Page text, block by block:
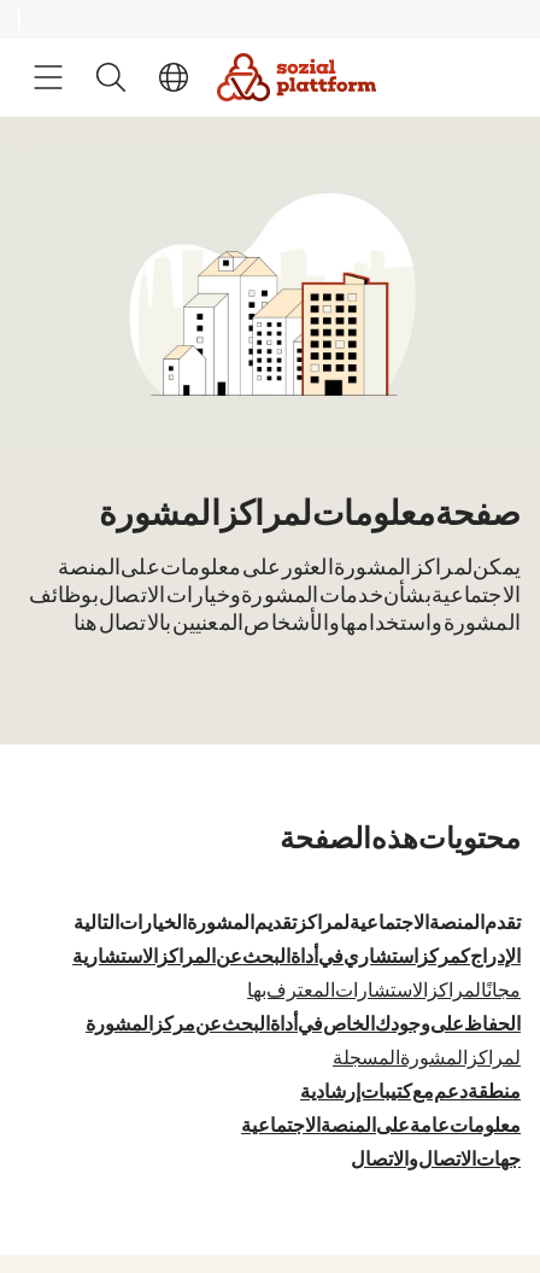
صفحة معلومات لمراكز المشورة
يمكن لمراكز المشورة العثور على معلومات على المنصة
الاجتماعية بشأن خدمات المشورة وخيارات الاتصال بوظائف
المشورة واستخدامها والأشخاص المعنيين بالاتصال هنا.
محتويات هذه الصفحة
تقدم المنصة الاجتماعية لمراكز تقديم المشورة الخيارات التالية:
الإدراج كمركز استشاري في أداة البحث عن المراكز الاستشارية
مجانًا لمراكز الاستشارات المعترف بها
الحفاظ على وجودك الخاص في أداة البحث عن مركز المشورة
لمراكز المشورة المسجلة
منطقة دعم مع كتيبات إرشادية
معلومات عامة على المنصة الاجتماعية
جهات الاتصال والاتصال